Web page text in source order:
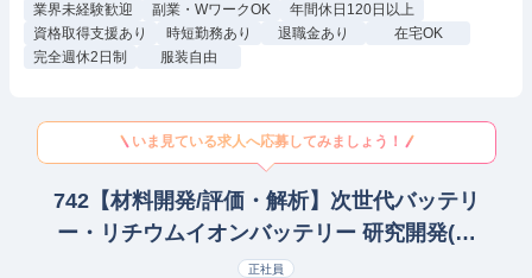
業界未経験歓迎 副業・WワークOK
年間休日120日以上
資格取得支援あり
時短勤務あり 退職金あり
在宅OK
完全週休2日制
服装自由
いま見ている求人へ応募してみましょう！
742【材料開発/評価・解析】次世代バッテリ
ー・リチウムイオンバッテリー 研究開発(鉄
鋼/非鉄金属/金属製品)
正社員